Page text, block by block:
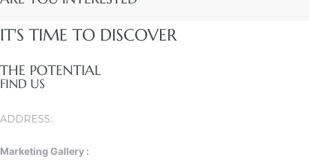
IT'S TIME TO DISCOVER
THE POTENTIAL
FIND US
ADDRESS:
Marketing Gallery :